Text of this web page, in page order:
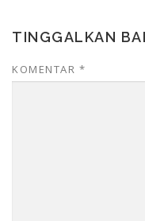
TINGGALKAN
KOMENTAR *